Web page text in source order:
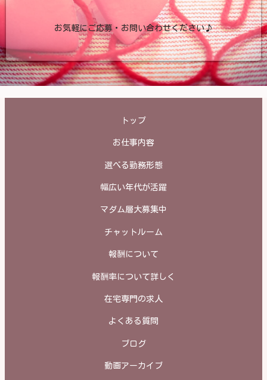
お気軽にご応募・お問い合わせください♪
トップ
お仕事内容
選べる勤務形態
幅広い年代が活躍
マダム層大募集中
チャットルーム
報酬について
報酬率について詳しく
在宅専門の求人
よくある質問
ブログ
動画アーカイブ